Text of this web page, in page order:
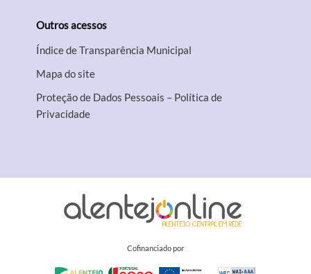
Outros acessos
Índice de Transparência Municipal
Mapa do site
Proteção de Dados Pessoais – Política de
Privacidade
Cofinanciado por